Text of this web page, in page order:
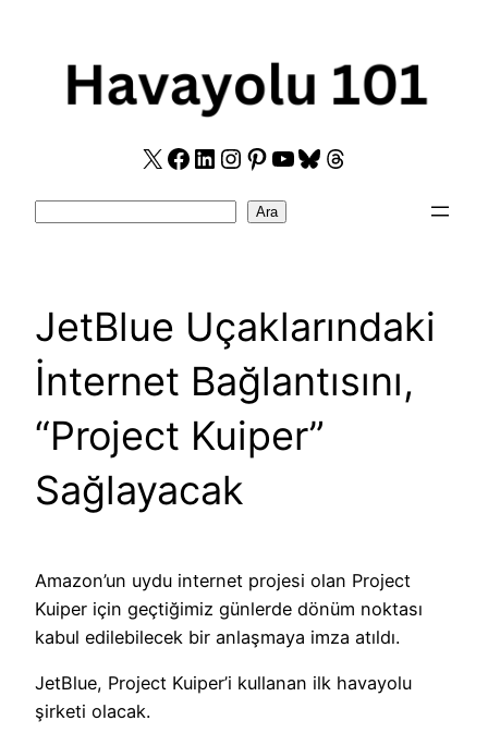
X Facebook
LinkedIn
Instagram
Pinterest
YouTube
Bluesky
Threads
Ara
JetBlue Uçaklarındaki
İnternet Bağlantısını,
“Project Kuiper”
Sağlayacak
Amazon’un uydu internet projesi olan Project
Kuiper için geçtiğimiz günlerde dönüm noktası
kabul edilebilecek bir anlaşmaya imza atıldı.
JetBlue, Project Kuiper’i kullanan ilk havayolu
şirketi olacak.